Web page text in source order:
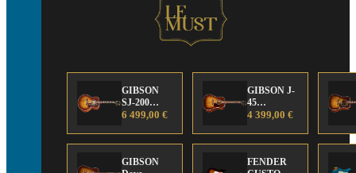
GIBSON
SJ-200
Anniversary
Edition
6 499,00 €
GIBSON J-
45
Anniversary
Edition
4 399,00 €
GIBSON
FENDER